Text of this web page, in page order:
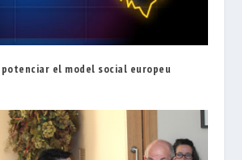
el model social europeu